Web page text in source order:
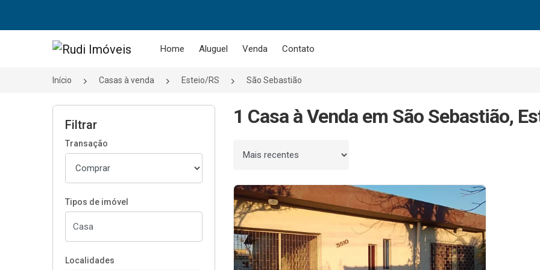
Página inicial Home Aluguel Venda Contato
Início Casas à venda Esteio/RS São Sebastião
Filtrar
Transação
Tipos de imóvel
Localidades
1 Casa à Venda em São Sebastião,
Ordenar por